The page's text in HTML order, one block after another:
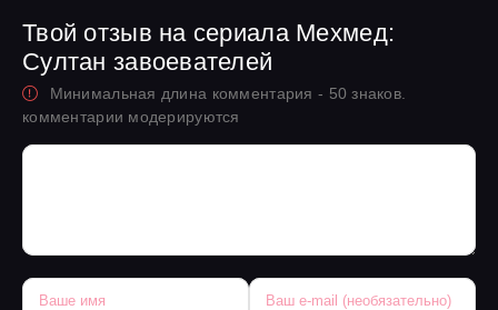
Твой отзыв на сериала Мехмед:
Султан завоевателей
Минимальная длина комментария - 50 знаков.
комментарии модерируются